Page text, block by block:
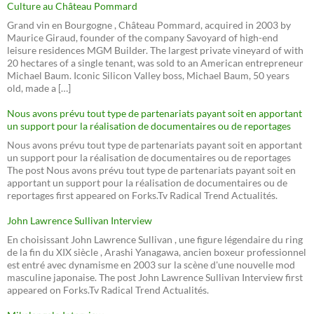
Culture au Château Pommard
Grand vin en Bourgogne , Château Pommard, acquired in 2003 by
Maurice Giraud, founder of the company Savoyard of high-end
leisure residences MGM Builder. The largest private vineyard of with
20 hectares of a single tenant, was sold to an American entrepreneur
Michael Baum. Iconic Silicon Valley boss, Michael Baum, 50 years
old, made a […]
Nous avons prévu tout type de partenariats payant soit en apportant
un support pour la réalisation de documentaires ou de reportages
Nous avons prévu tout type de partenariats payant soit en apportant
un support pour la réalisation de documentaires ou de reportages
The post Nous avons prévu tout type de partenariats payant soit en
apportant un support pour la réalisation de documentaires ou de
reportages first appeared on Forks.Tv Radical Trend Actualités.
John Lawrence Sullivan Interview
En choisissant John Lawrence Sullivan , une figure légendaire du ring
de la fin du XIX siècle , Arashi Yanagawa, ancien boxeur professionnel
est entré avec dynamisme en 2003 sur la scène d'une nouvelle mod
masculine japonaise. The post John Lawrence Sullivan Interview first
appeared on Forks.Tv Radical Trend Actualités.